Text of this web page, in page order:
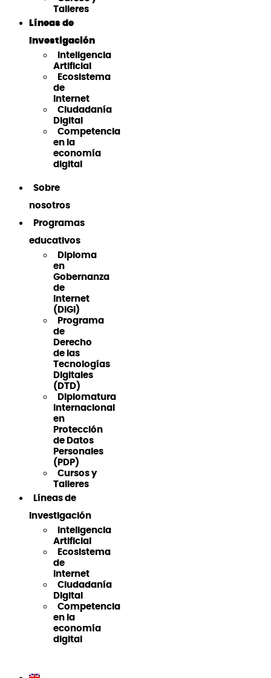
Talleres
Líneas de
Investigación
Inteligencia
Artificial
Ecosistema
de
Internet
Ciudadanía
Digital
Competencia
en la
economía
digital
Sobre
nosotros
Programas
educativos
Diploma
en
Gobernanza
de
Internet
(DiGI)
Programa
de
Derecho
de las
Tecnologías
Digitales
(DTD)
Diplomatura
Internacional
en
Protección
de Datos
Personales
(PDP)
Cursos y
Talleres
Líneas de
Investigación
Inteligencia
Artificial
Ecosistema
de
Internet
Ciudadanía
Digital
Competencia
en la
economía
digital